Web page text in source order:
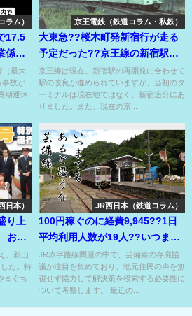
ラム）
17.5
係数
（最大
事故が
期運休
京王電鉄（鉄道コラム・私鉄）
大東急??桜木町発新宿行が走る
予定だった??京王線の新宿駅の
場所が東急東横線の終点??
京王線は現在、新宿駅の再開発に合わせて
駅の改良が進められていますが、当初のタ
ーミナルは現在地ではなく、新宿追分にあ
りました。また、現在の京...
本）
り上
おい
、新山
た。特
まぐち
JR西日本（鉄道コラム）
100円稼ぐのに経費9,945??1日
平均利用人数が19人??いつまで
も あると思うな…
JR赤字路線問題の中で、芸備線の存廃協
議が注目を集めており、地元住民の声を無
視せず協力して解決策を模索する必要性に
ついて考察します。 最近の...